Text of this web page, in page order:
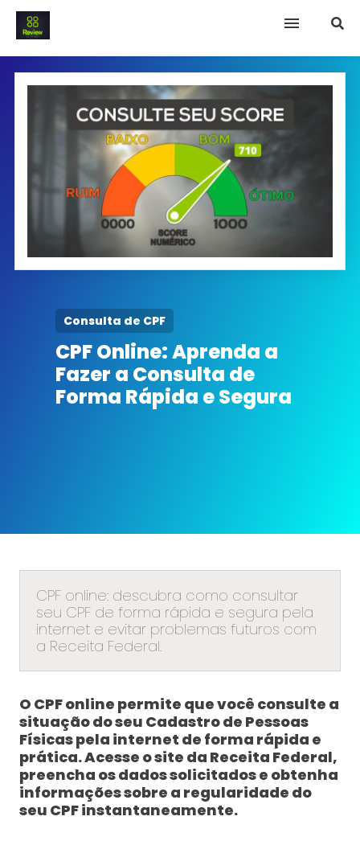
INICIO
Termo e Condições
Política Privacidade
SOBRE NÓS
Consulta de CPF
CPF Online: Aprenda a
Fazer a Consulta de
Forma Rápida e Segura
CPF online: descubra como consultar
seu CPF de forma rápida e segura pela
internet e evitar problemas futuros com
a Receita Federal.
O CPF online permite que você consulte a
situação do seu Cadastro de Pessoas
Físicas pela internet de forma rápida e
prática. Acesse o site da Receita Federal,
preencha os dados solicitados e obtenha
informações sobre a regularidade do
seu CPF instantaneamente.